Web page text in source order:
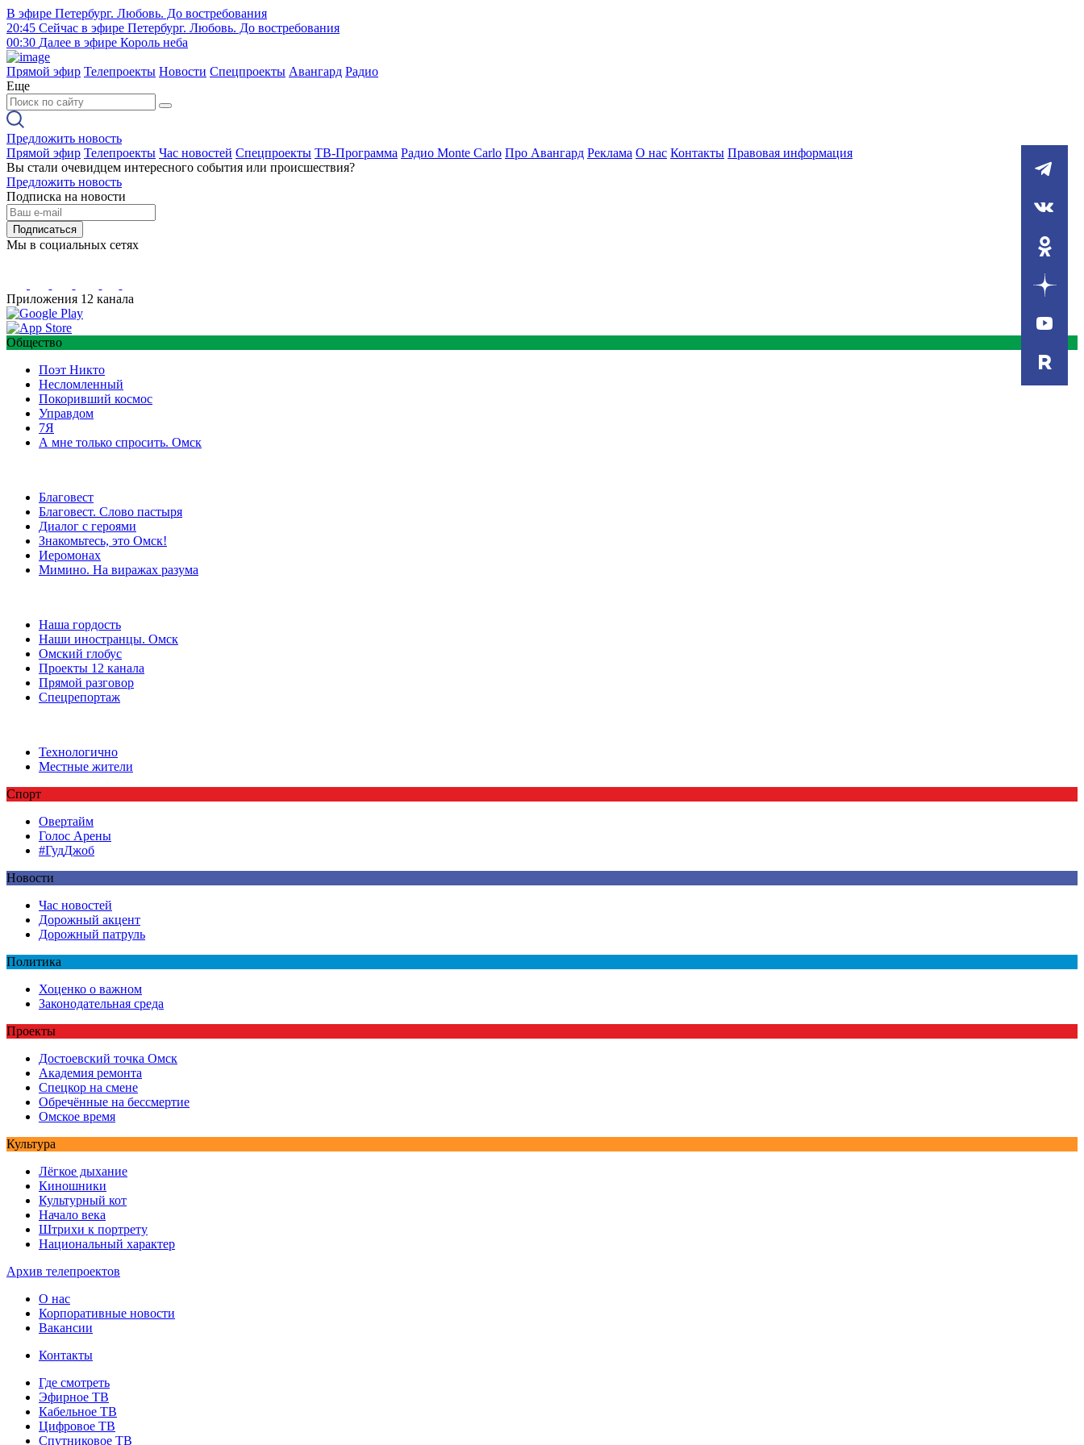
В эфире Петербург. Любовь. До востребования
20:45 Сейчас в эфире Петербург. Любовь. До востребования
00:30 Далее в эфире Король неба
Прямой эфир Телепроекты Новости Спецпроекты Авангард Радио
Еще
Предложить новость
Прямой эфир Телепроекты Час новостей Спецпроекты ТВ-Программа Радио Monte Carlo Про Авангард Реклама О нас Контакты Правовая информация
Вы стали очевидцем интересного события или происшествия?
Предложить новость
Подписка на новости
Подписаться
Мы в социальных сетях
Приложения 12 канала
Общество
Поэт Никто
Несломленный
Покоривший космос
Управдом
7Я
А мне только спросить. Омск
Благовест
Благовест. Слово пастыря
Диалог с героями
Знакомьтесь, это Омск!
Иеромонах
Мимино. На виражах разума
Наша гордость
Наши иностранцы. Омск
Омский глобус
Проекты 12 канала
Прямой разговор
Спецрепортаж
Технологично
Местные жители
Спорт
Овертайм
Голос Арены
#ГудДжоб
Новости
Час новостей
Дорожный акцент
Дорожный патруль
Политика
Хоценко о важном
Законодательная среда
Проекты
Достоевский точка Омск
Академия ремонта
Спецкор на смене
Обречённые на бессмертие
Омское время
Культура
Лёгкое дыхание
Киношники
Культурный кот
Начало века
Штрихи к портрету
Национальный характер
Архив телепроектов
О нас
Корпоративные новости
Вакансии
Контакты
Где смотреть
Эфирное ТВ
Кабельное ТВ
Цифровое ТВ
Спутниковое ТВ